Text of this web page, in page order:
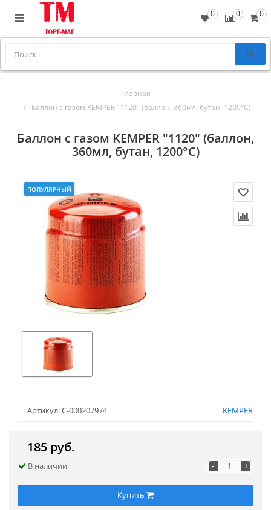
0
0
0
Главная
Баллон с газом KEMPER "1120" (баллон, 360мл, бутан, 1200°С)
Баллон с газом KEMPER "1120" (баллон,
360мл, бутан, 1200°С)
ПОПУЛЯРНЫЙ
Артикул: С-000207974 KEMPER
185 руб.
В наличии - +
Купить